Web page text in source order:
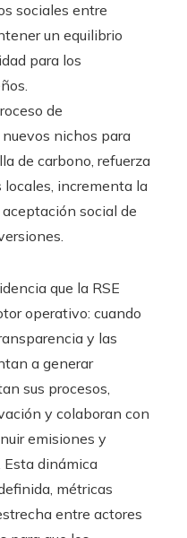
sociales entre
un equilibrio
para los
de
nichos para
de carbono, refuerza
incrementa la
social de
que la RSE
operativo: cuando
y las
a generar
sus procesos,
y colaboran con
emisiones y
Esta dinámica
métricas
entre actores